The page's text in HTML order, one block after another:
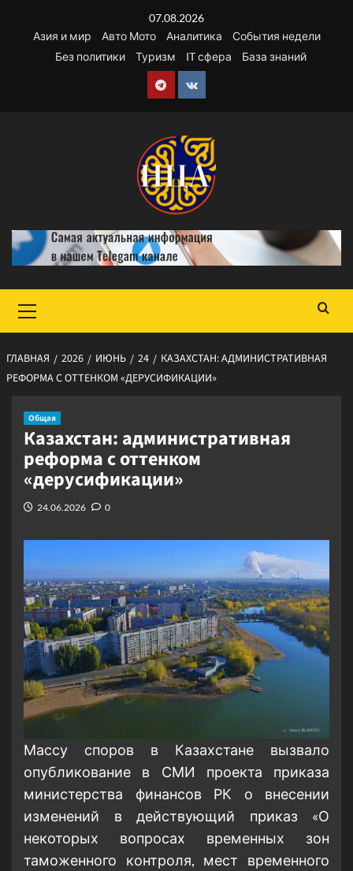
содержимому
07.08.2026
Азия и мир
Авто Мото Аналитика
События недели
Без политики
Туризм IT сфера База знаний
Telegram
VK
меню
ГЛАВНАЯ 2026 ИЮНЬ 24
КАЗАХСТАН: АДМИНИСТРАТИВНАЯ
РЕФОРМА С ОТТЕНКОМ «ДЕРУСИФИКАЦИИ»
Общая
Казахстан: административная
реформа с оттенком
«дерусификации»
24.06.2026 0
Массу споров в Казахстане вызвало
опубликование в СМИ проекта приказа
министерства финансов РК о внесении
изменений в действующий приказ «О
некоторых вопросах временных зон
таможенного контроля, мест временного